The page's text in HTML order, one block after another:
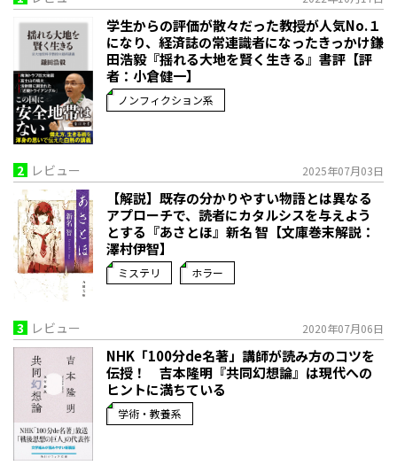
学生からの評価が散々だった教授が人気No.１
になり、経済誌の常連識者になったきっかけ――鎌
田浩毅『揺れる大地を賢く生きる』書評【評
者：小倉健一】
ノンフィクション系
2 レビュー 2025年07月03日
【解説】既存の分かりやすい物語とは異なる
アプローチで、読者にカタルシスを与えよう
とする――『あさとほ』新名 智【文庫巻末解説：
澤村伊智】
ミステリ ホラー
3 レビュー 2020年07月06日
NHK「100分de名著」講師が読み方のコツを
伝授！ 吉本隆明『共同幻想論』は現代への
ヒントに満ちている
学術・教養系